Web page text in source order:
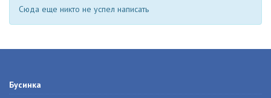
Сюда еще никто не успел написать
Бусинка